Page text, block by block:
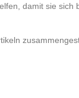
damit sie sich